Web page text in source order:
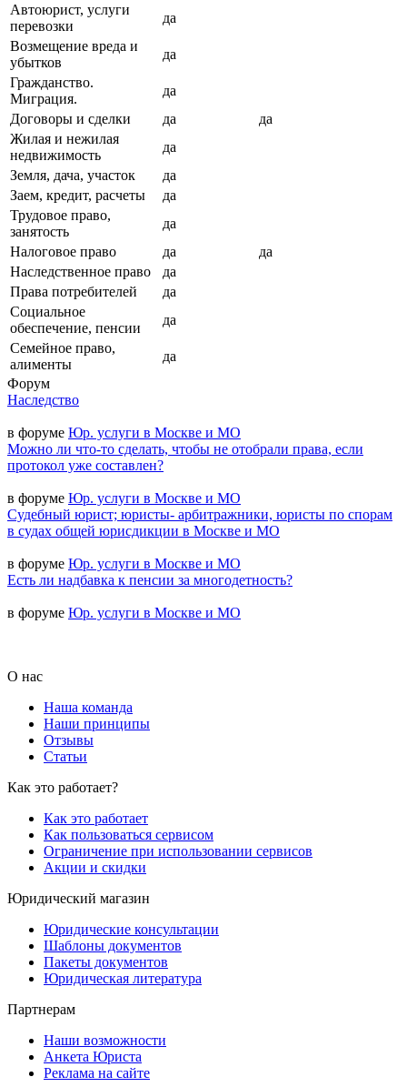
Автоюрист, услуги
перевозки
да
Возмещение вреда и
убытков
да
Гражданство.
Миграция.
да
Договоры и сделки
да
да
Жилая и нежилая
недвижимость
да
Земля, дача, участок
да
Заем, кредит, расчеты
да
Трудовое право,
занятость
да
Налоговое право
да
да
Наследственное право
да
Права потребителей
да
Социальное
обеспечение, пенсии
да
Семейное право,
алименты
да
Форум
Наследство
в форуме Юр. услуги в Москве и МО
Можно ли что-то сделать, чтобы не отобрали права, если
протокол уже составлен?
в форуме Юр. услуги в Москве и МО
Судебный юрист; юристы- арбитражники, юристы по спорам
в судах общей юрисдикции в Москве и МО
в форуме Юр. услуги в Москве и МО
Есть ли надбавка к пенсии за многодетность?
в форуме Юр. услуги в Москве и МО
О нас
Наша команда
Наши принципы
Отзывы
Статьи
Как это работает?
Как это работает
Как пользоваться сервисом
Ограничение при использовании сервисов
Акции и скидки
Юридический магазин
Юридические консультации
Шаблоны документов
Пакеты документов
Юридическая литература
Партнерам
Наши возможности
Анкета Юриста
Реклама на сайте